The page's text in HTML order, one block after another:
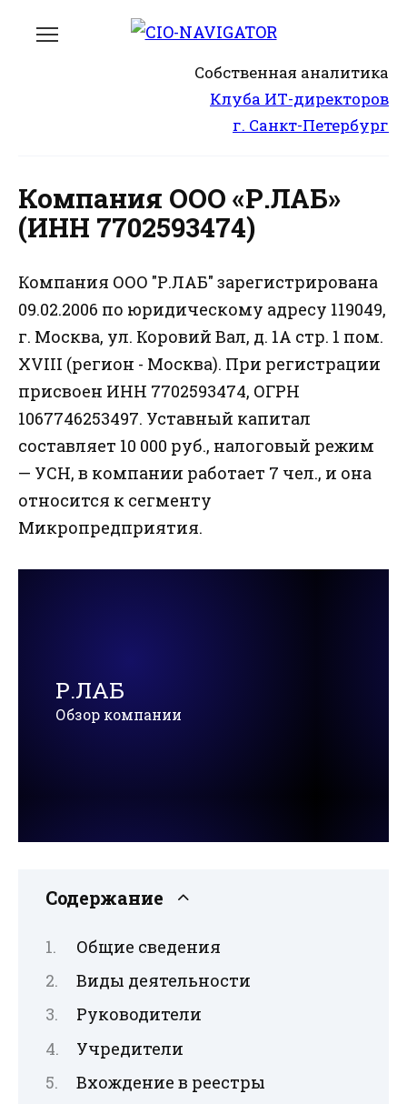
Собственная аналитика
Клуба ИТ-директоров
г. Санкт-Петербург
Компания ООО «Р.ЛАБ»
(ИНН 7702593474)
Компания ООО "Р.ЛАБ" зарегистрирована
09.02.2006 по юридическому адресу 119049,
г. Москва, ул. Коровий Вал, д. 1А стр. 1 пом.
XVIII (регион - Москва). При регистрации
присвоен ИНН 7702593474, ОГРН
1067746253497. Уставный капитал
составляет 10 000 руб., налоговый режим
— УСН, в компании работает 7 чел., и она
относится к сегменту
Микропредприятия.
Р.ЛАБ
Обзор компании
Содержание
Общие сведения
Виды деятельности
Руководители
Учредители
Вхождение в реестры